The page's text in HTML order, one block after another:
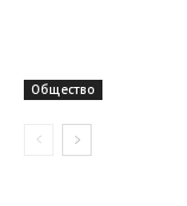
Общество